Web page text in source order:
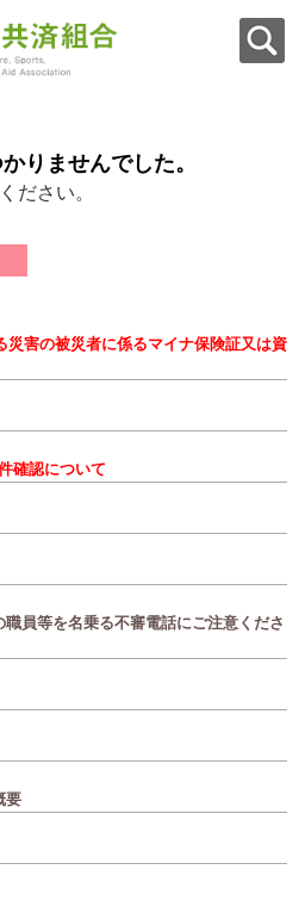
りませんでした。
ださい。
災害の被災者に係るマイナ保険証又は資
確認について
職員等を名乗る不審電話にご注意くださ
要